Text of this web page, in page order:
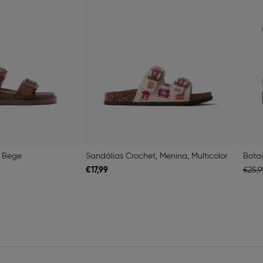
Bege Sandálias Crochet, Menina, Multicolor
€17,99
€25,